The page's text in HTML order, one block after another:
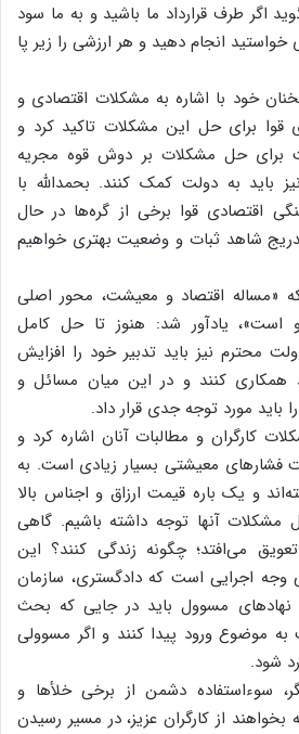
اگر طرف قرارداد ما باشید و به ما سود
خواستید انجام دهید و هر ارزشی را زیر پا
خود با اشاره به مشکلات اقتصادی و
قوا برای حل این مشکلات تاکید کرد و
برای حل مشکلات بر دوش قوه مجریه
باید به دولت کمک کنند. بحمدالله با
اقتصادی قوا برخی از گره‌ها در حال
شاهد ثبات و وضعیت بهتری خواهیم
«مساله اقتصاد و معیشت، محور اصلی
است»، یادآور شد: هنوز تا حل کامل
محترم نیز باید تدبیر خود را افزایش
همکاری کنند و در این میان مسائل و
مورد توجه جدی قرار داد.
کارگران و مطالبات آنان اشاره کرد و
فشارهای معیشتی بسیار زیادی است. به
و یک باره قیمت ارزاق و اجناس بالا
مشکلات آنها توجه داشته باشیم. گاهی
می‌افتد؛ چگونه زندگی کنند؟ این
وجه اجرایی است که دادگستری، سازمان
نهادهای مسوول باید در جایی که بحث
موضوع ورود پیدا کنند و اگر مسوولی
شود.
سوء‌استفاده دشمن از برخی خلأها و
از کارگران عزیز، در مسیر رسیدن